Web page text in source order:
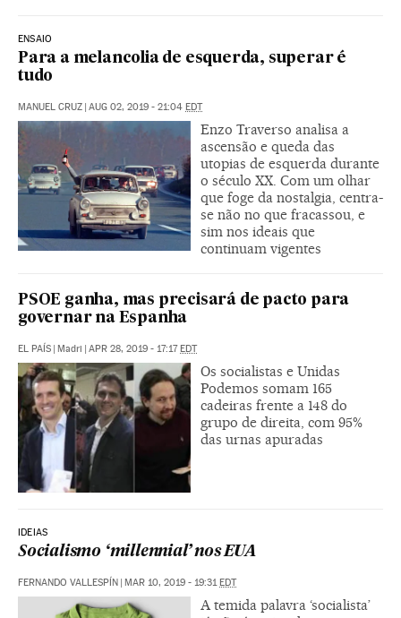
ENSAIO
Para a melancolia de esquerda, superar é
tudo
MANUEL CRUZ | AUG 02, 2019 - 21:04 EDT
Enzo Traverso analisa a
ascensão e queda das
utopias de esquerda durante
o século XX. Com um olhar
que foge da nostalgia, centra-
se não no que fracassou, e
sim nos ideais que
continuam vigentes
PSOE ganha, mas precisará de pacto para
governar na Espanha
EL PAÍS | Madri | APR 28, 2019 - 17:17EDT
Os socialistas e Unidas
Podemos somam 165
cadeiras frente a 148 do
grupo de direita, com 95%
das urnas apuradas
IDEIAS
Socialismo ‘millennial’ nos EUA
FERNANDO VALLESPÍN | MAR 10, 2019 - 19:31EDT
A temida palavra ‘socialista’